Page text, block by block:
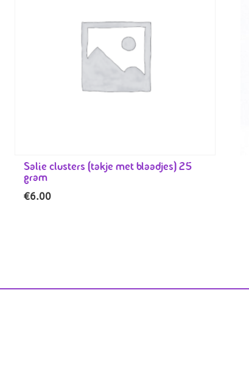
Salie clusters (takje met blaadjes) 25
gram
€6.00